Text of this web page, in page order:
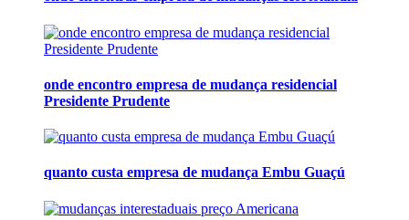
onde encontro empresa de mudança residencial
Presidente Prudente
quanto custa empresa de mudança Embu Guaçú